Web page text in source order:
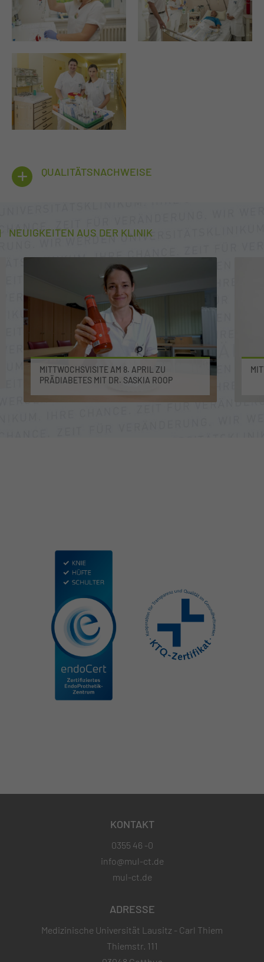
QUALITÄTSNACHWEISE
NEUIGKEITEN AUS DER KLINIK
MITTWOCHSVISITE AM 8. APRIL ZU
PRÄDIABETES MIT DR. SASKIA ROOP
KONTAKT
0355 46 -0
info@mul-ct.de
mul-ct.de
ADRESSE
Medizinische Universität Lausitz - Carl Thiem
Thiemstr. 111